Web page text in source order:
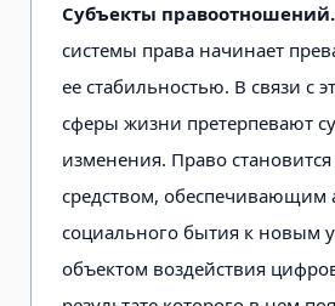
Субъекты правоотношений.
системы права начинает
ее стабильностью. В связи с
сферы жизни претерпевают
изменения. Право
средством, обеспечивающим
социального бытия к новым
объектом воздействия